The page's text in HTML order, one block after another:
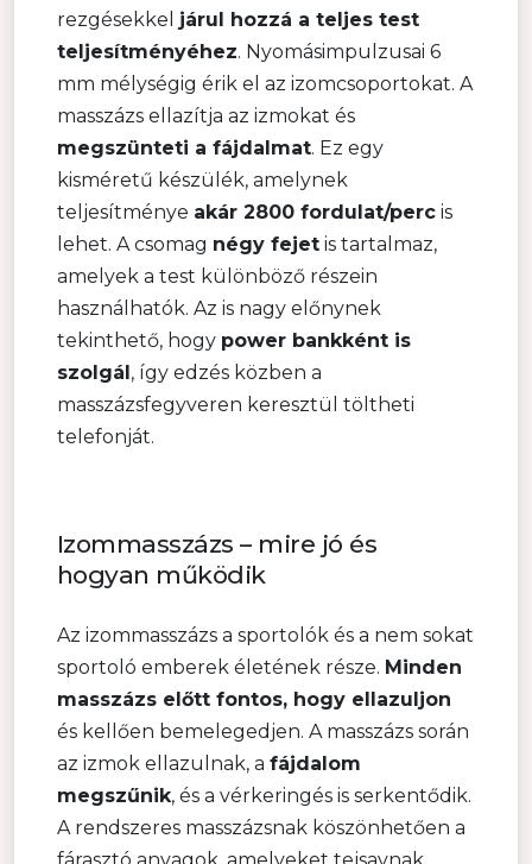
rezgésekkel járul hozzá a teljes test
teljesítményéhez. Nyomásimpulzusai 6
mm mélységig érik el az izomcsoportokat. A
masszázs ellazítja az izmokat és
megszünteti a fájdalmat. Ez egy
kisméretű készülék, amelynek
teljesítménye akár 2800 fordulat/perc is
lehet. A csomag négy fejet is tartalmaz,
amelyek a test különböző részein
használhatók. Az is nagy előnynek
tekinthető, hogy power bankként is
szolgál, így edzés közben a
masszázsfegyveren keresztül töltheti
telefonját.
Izommasszázs – mire jó és
hogyan működik
Az izommasszázs a sportolók és a nem sokat
sportoló emberek életének része. Minden
masszázs előtt fontos, hogy ellazuljon
és kellően bemelegedjen. A masszázs során
az izmok ellazulnak, a fájdalom
megszűnik, és a vérkeringés is serkentődik.
A rendszeres masszázsnak köszönhetően a
fárasztó anyagok, amelyeket tejsavnak,